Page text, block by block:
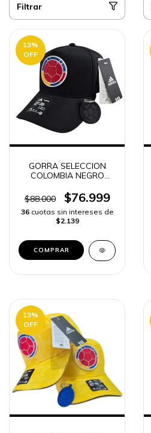
Filtrar
13%
OFF
GORRA SELECCION
COLOMBIA NEGRO
RAPIDO
$88.000 $76.999
36 cuotas sin intereses de
$2.139
13%
OFF